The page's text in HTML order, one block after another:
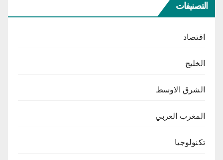
التصنيفات
اقتصاد
الخليج
الشرق الاوسط
المغرب العربي
تكنولوجيا